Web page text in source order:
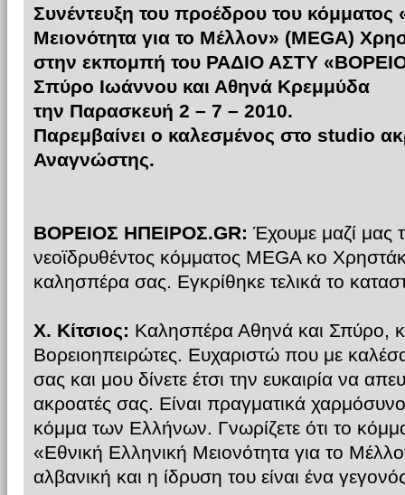
Συνέντευξη του προέδρου του κόμματος
Μειονότητα για το Μέλλον» (ΜΕGA)
στην εκπομπή του ΡΑΔΙΟ ΑΣΤΥ
Σπύρο Ιωάννου και Αθηνά Κρεμμύδα
την Παρασκευή 2 – 7 – 2010.
Παρεμβαίνει ο καλεσμένος στο studio
Αναγνώστης.
ΒΟΡΕΙΟΣ ΗΠΕΙΡΟΣ.GR: Έχουμε μαζί μας
νεοϊδρυθέντος κόμματος MEGA κο
καλησπέρα σας. Εγκρίθηκε τελικά το
Χ. Κίτσιος: Καλησπέρα Αθηνά και Σπύρο,
Βορειοηπειρώτες. Ευχαριστώ που με
σας και μου δίνετε έτσι την ευκαιρία να
ακροατές σας. Είναι πραγματικά
κόμμα των Ελλήνων. Γνωρίζετε ότι το
«Εθνική Ελληνική Μειονότητα για το
αλβανική και η ίδρυση του είναι ένα